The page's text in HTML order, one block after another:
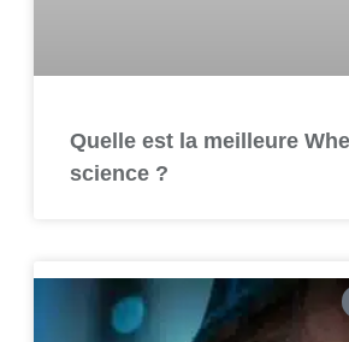
Quelle est la meilleure
science ?